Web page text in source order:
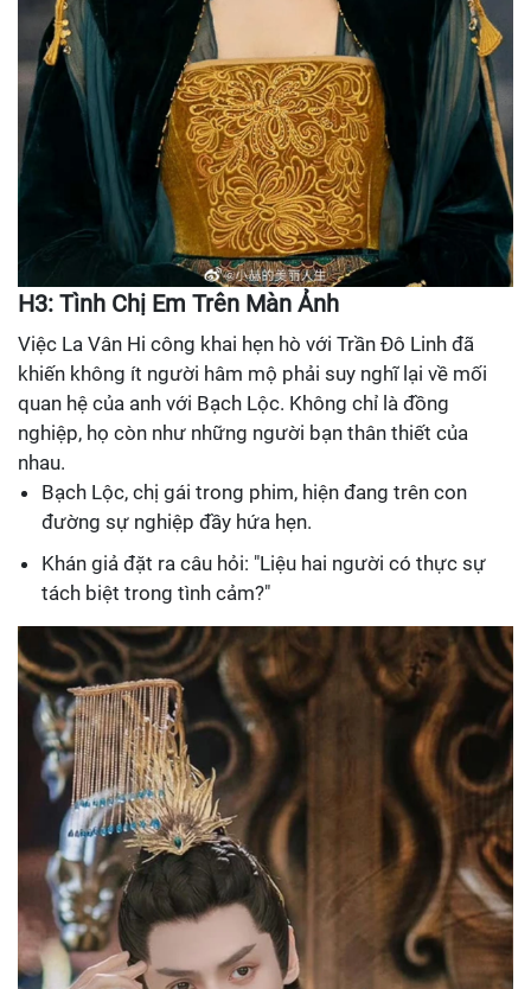
H3: Tình Chị Em Trên Màn Ảnh
Việc La Vân Hi công khai hẹn hò với Trần Đô Linh đã
khiến không ít người hâm mộ phải suy nghĩ lại về mối
quan hệ của anh với Bạch Lộc. Không chỉ là đồng
nghiệp, họ còn như những người bạn thân thiết của
nhau.
Bạch Lộc, chị gái trong phim, hiện đang trên con
đường sự nghiệp đầy hứa hẹn.
Khán giả đặt ra câu hỏi: "Liệu hai người có thực sự
tách biệt trong tình cảm?"